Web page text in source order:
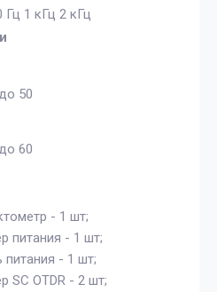
Гц 1 кГц 2 кГц
50
60
- 1 шт;
питания - 1 шт;
питания - 1 шт;
SC OTDR - 2 шт;